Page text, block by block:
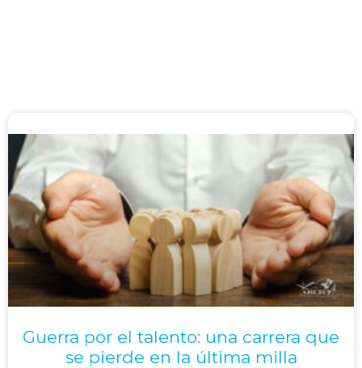
Guerra por el talento: una carrera que
se pierde en la última milla